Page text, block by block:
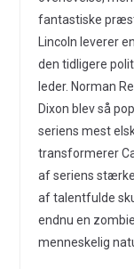
fantastiske
Lincoln leverer
den tidligere
leder. Norman
Dixon blev så
seriens mest
transformerer
af seriens
af talentfulde
endnu en
menneskelig